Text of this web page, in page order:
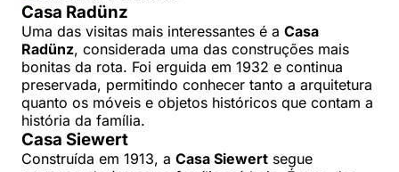
Casa Radünz
Uma das visitas mais interessantes é a Casa
Radünz, considerada uma das construções mais
bonitas da rota. Foi erguida em 1932 e continua
preservada, permitindo conhecer tanto a arquitetura
quanto os móveis e objetos históricos que contam a
história da família.
Casa Siewert
Construída em 1913, a Casa Siewert segue